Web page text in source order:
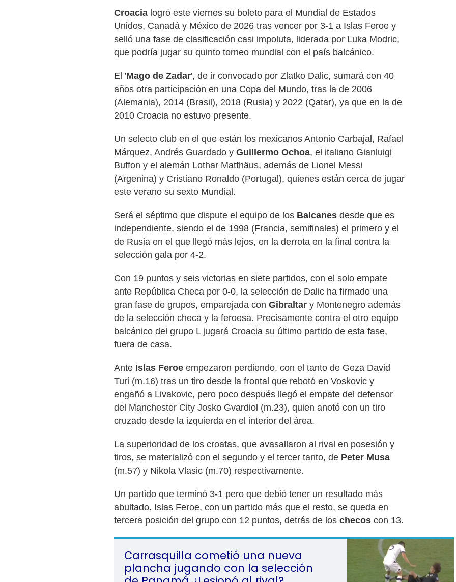
Croacia logró este viernes su boleto para el Mundial de Estados
Unidos, Canadá y México de 2026 tras vencer por 3-1 a Islas Feroe y
selló una fase de clasificación casi impoluta, liderada por Luka Modric,
que podría jugar su quinto torneo mundial con el país balcánico.
El 'Mago de Zadar', de ir convocado por Zlatko Dalic, sumará con 40
años otra participación en una Copa del Mundo, tras la de 2006
(Alemania), 2014 (Brasil), 2018 (Rusia) y 2022 (Qatar), ya que en la de
2010 Croacia no estuvo presente.
Un selecto club en el que están los mexicanos Antonio Carbajal, Rafael
Márquez, Andrés Guardado y Guillermo Ochoa, el italiano Gianluigi
Buffon y el alemán Lothar Matthäus, además de Lionel Messi
(Argenina) y Cristiano Ronaldo (Portugal), quienes están cerca de jugar
este verano su sexto Mundial.
Será el séptimo que dispute el equipo de los Balcanes desde que es
independiente, siendo el de 1998 (Francia, semifinales) el primero y el
de Rusia en el que llegó más lejos, en la derrota en la final contra la
selección gala por 4-2.
Con 19 puntos y seis victorias en siete partidos, con el solo empate
ante República Checa por 0-0, la selección de Dalic ha firmado una
gran fase de grupos, emparejada con Gibraltar y Montenegro además
de la selección checa y la feroesa. Precisamente contra el otro equipo
balcánico del grupo L jugará Croacia su último partido de esta fase,
fuera de casa.
Ante Islas Feroe empezaron perdiendo, con el tanto de Geza David
Turi (m.16) tras un tiro desde la frontal que rebotó en Voskovic y
engañó a Livakovic, pero poco después llegó el empate del defensor
del Manchester City Josko Gvardiol (m.23), quien anotó con un tiro
cruzado desde la izquierda en el interior del área.
La superioridad de los croatas, que avasallaron al rival en posesión y
tiros, se materializó con el segundo y el tercer tanto, de Peter Musa
(m.57) y Nikola Vlasic (m.70) respectivamente.
Un partido que terminó 3-1 pero que debió tener un resultado más
abultado. Islas Feroe, con un partido más que el resto, se queda en
tercera posición del grupo con 12 puntos, detrás de los checos con 13.
Carrasquilla cometió una nueva
plancha jugando con la selección